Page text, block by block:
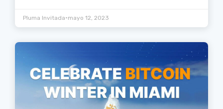
Pluma Invitada•mayo 12, 2023